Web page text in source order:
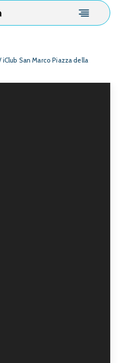
iClub San Marco Piazza della